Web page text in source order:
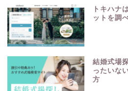
トキハナ
ットを調
結婚式場
ったいな
方